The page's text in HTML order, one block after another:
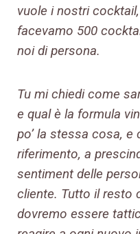
vuole i nostri
facevamo 500
noi di persona.
Tu mi chiedi come
e qual è la formula
po’ la stessa cosa, e
riferimento, a
sentiment delle
cliente. Tutto il resto
dovremo essere